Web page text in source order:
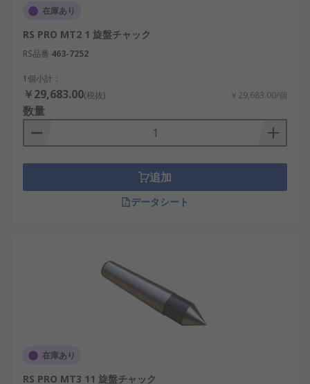
在庫あり
RS PRO MT2 1 旋盤チャック
RS品番 463-7252
1個小計：
￥29,683.00(税抜) ￥29,683.00/個
数量
追加
データシート
在庫あり
RS PRO MT3 11 旋盤チャック